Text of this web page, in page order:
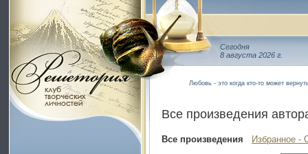
Сегодня
8 августа 2026 г.
Любовь - это когда кто-то может
Все произведения
Все произведения
Избранное -